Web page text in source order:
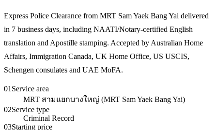
Express Police Clearance from MRT Sam Yaek Bang Yai delivered
in 7 business days, including NAATI/Notary-certified English
translation and Apostille stamping. Accepted by Australian Home
Affairs, Immigration Canada, UK Home Office, US USCIS,
Schengen consulates and UAE MoFA.
01 Service area
MRT สามแยกบางใหญ่ (MRT Sam Yaek Bang Yai)
02Service type
Criminal Record
03Starting price